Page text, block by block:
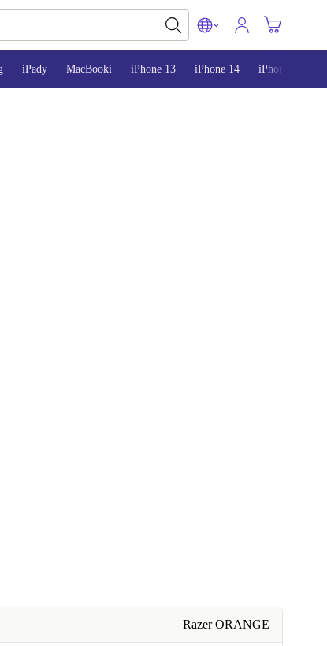
iPady MacBooki iPhone 13 iPhone 14 iPhone 15
Razer ORANGE